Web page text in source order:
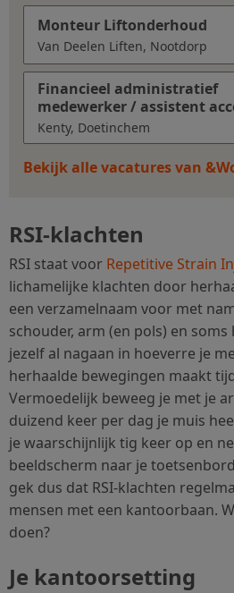
Monteur Liftonderhoud
Van Deelen Liften, Nootdorp
Financieel administratief
medewerker / assistent
Kenty, Doetinchem
Bekijk alle vacatures van
RSI-klachten
RSI staat voor Repetitive Strain
lichamelijke klachten door
een verzamelnaam voor met
schouder, arm (en pols) en
jezelf al nagaan in hoeverre je
herhaalde bewegingen maakt
Vermoedelijk beweeg je met je
duizend keer per dag je muis
je waarschijnlijk tig keer op en
beeldscherm naar je
gek dus dat RSI-klachten
mensen met een kantoorbaan.
doen?
Je kantoorsetting